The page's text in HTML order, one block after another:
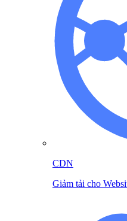
CDN
Giảm tải cho